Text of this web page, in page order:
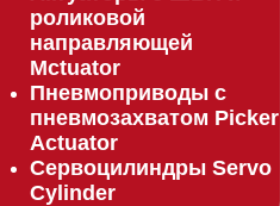
роликовой
направляющей
Mctuator
Пневмоприводы с
пневмозахватом Picker
Actuator
Сервоцилиндры Servo
Cylinder